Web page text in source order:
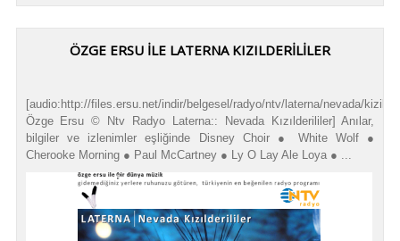
ÖZGE ERSU İLE LATERNA KIZILDERİLİLER
[audio:http://files.ersu.net/indir/belgesel/radyo/ntv/laterna/nevada/
Özge Ersu © Ntv Radyo Laterna:: Nevada Kızılderililer] Anılar,
bilgiler ve izlenimler eşliğinde Disney Choir ● White Wolf ●
Cherooke Morning ● Paul McCartney ● Ly O Lay Ale Loya ● ...